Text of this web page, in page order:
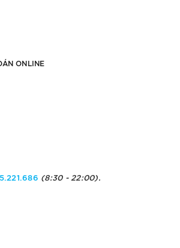
ONLINE
(8:30 - 22:00).